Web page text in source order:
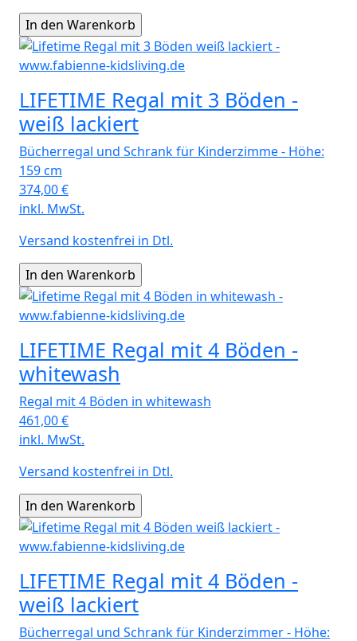
LIFETIME Regal mit 3 Böden -
weiß lackiert
Bücherregal und Schrank für Kinderzimme - Höhe:
159 cm
374,00€
inkl. MwSt.
Versand kostenfrei in Dtl.
LIFETIME Regal mit 4 Böden -
whitewash
Regal mit 4 Böden in whitewash
461,00€
inkl. MwSt.
Versand kostenfrei in Dtl.
LIFETIME Regal mit 4 Böden -
weiß lackiert
Bücherregal und Schrank für Kinderzimmer - Höhe: